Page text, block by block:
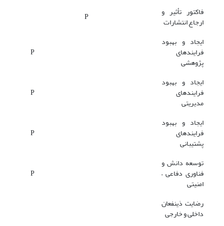
فاکتور تأثیر و
ارجاع انتشارات
P
ایجاد و بهبود
فرایندهای
پژوهشی
P
ایجاد و بهبود
فرایندهای
مدیریتی
P
ایجاد و بهبود
فرایندهای
پشتیبانی
P
توسعه دانش و
فناوری دفاعی –
امنیتی
P
رضایت ذینفعان
داخلی و خارجی